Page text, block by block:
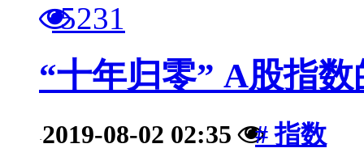
5231
“十年归零” A股指
·2019-08-02 02:35 # 指数